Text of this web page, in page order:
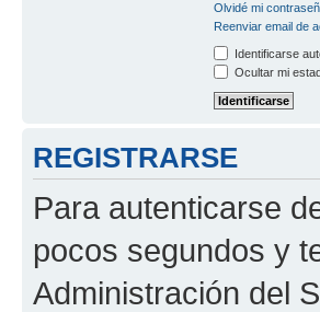
Olvidé mi
Reenviar email de
Identificarse
Ocultar mi
REGISTRARSE
Para autenticarse
pocos segundos y
Administración del